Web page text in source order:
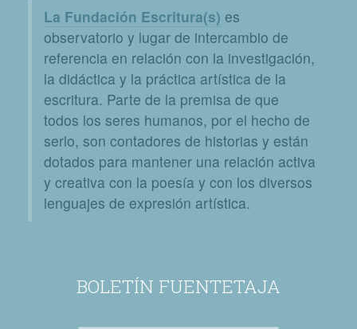
La Fundación Escritura(s) es
observatorio y lugar de intercambio de
referencia en relación con la investigación,
la didáctica y la práctica artística de la
escritura. Parte de la premisa de que
todos los seres humanos, por el hecho de
serlo, son contadores de historias y están
dotados para mantener una relación activa
y creativa con la poesía y con los diversos
lenguajes de expresión artística.
BOLETÍN FUENTETAJA